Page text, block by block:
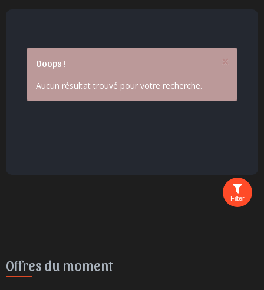
×
Ooops !
Aucun résultat trouvé pour votre recherche.
Filter
Offres du moment